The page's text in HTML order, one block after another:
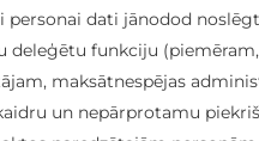
personai dati jānodod
deleģētu funkciju
maksātnespējas
un nepārprotamu